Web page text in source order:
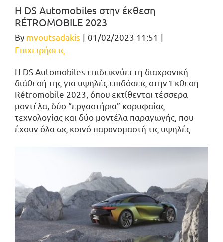
Η DS Automobiles στην έκθεση
RÉTROMOBILE 2023
By mvoutsadakis | 01/02/2023 11:51 |
Επιχειρήσεις
Η DS Automobiles επιδεικνύει τη διαχρονική
διάθεσή της για υψηλές επιδόσεις στην Έκθεση
Rétromobile 2023, όπου εκτίθενται τέσσερα
μοντέλα, δύο “εργαστήρια” κορυφαίας
τεχνολογίας και δύο μοντέλα παραγωγής, που
έχουν όλα ως κοινό παρονομαστή τις υψηλές